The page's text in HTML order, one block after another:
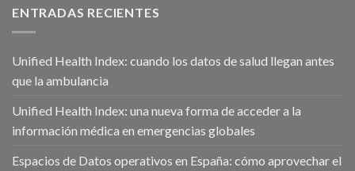
ENTRADAS RECIENTES
Unified Health Index: cuando los datos de salud llegan antes
que la ambulancia
Unified Health Index: una nueva forma de acceder a la
información médica en emergencias globales
Espacios de Datos operativos en España: cómo aprovechar el